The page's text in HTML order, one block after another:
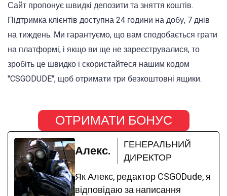
Сайт пропонує швидкі депозити та зняття коштів.
Підтримка клієнтів доступна 24 години на добу, 7 днів
на тиждень. Ми гарантуємо, що вам сподобається грати
на платформі, і якщо ви ще не зареєструвалися, то
зробіть це швидко і скористайтеся нашим кодом
"CSGODUDE", щоб отримати три безкоштовні ящики.
ОТРИМАТИ БОНУС
Алекс.
ГЕНЕРАЛЬНИЙ
ДИРЕКТОР
Як Алекс, редактор CSGODude, я
відповідаю за написання